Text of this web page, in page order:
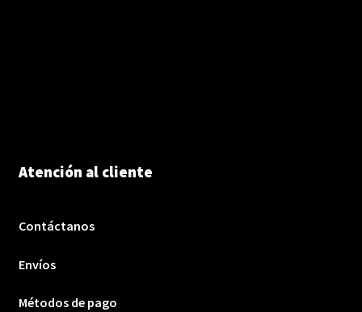
Atención al cliente
Contáctanos
Envíos
Métodos de pago